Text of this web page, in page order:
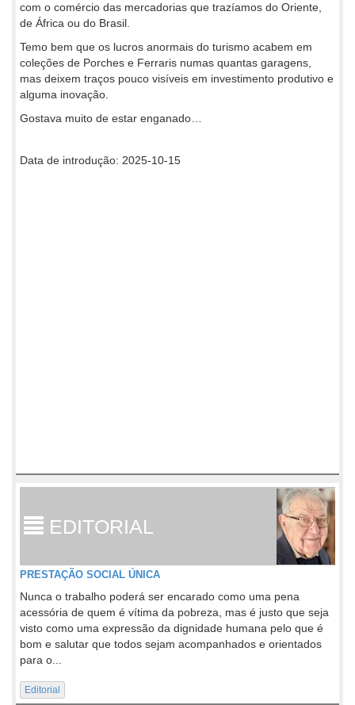
com o comércio das mercadorias que trazíamos do Oriente,
de África ou do Brasil.
Temo bem que os lucros anormais do turismo acabem em
coleções de Porches e Ferraris numas quantas garagens,
mas deixem traços pouco visíveis em investimento produtivo e
alguma inovação.
Gostava muito de estar enganado…
Data de introdução: 2025-10-15
EDITORIAL
PRESTAÇÃO SOCIAL ÚNICA
Nunca o trabalho poderá ser encarado como uma pena
acessória de quem é vítima da pobreza, mas é justo que seja
visto como uma expressão da dignidade humana pelo que é
bom e salutar que todos sejam acompanhados e orientados
para o...
Editorial